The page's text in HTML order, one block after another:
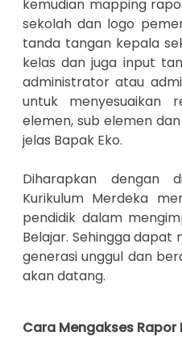
kemudian mapping
sekolah dan logo
tanda tangan kepala
kelas dan juga input
administrator atau
untuk menyesuaikan
elemen, sub elemen
jelas Bapak Eko.
Diharapkan dengan
Kurikulum Merdeka
pendidik dalam
Belajar. Sehingga dapat
generasi unggul dan
akan datang.
Cara Mengakses Rapor